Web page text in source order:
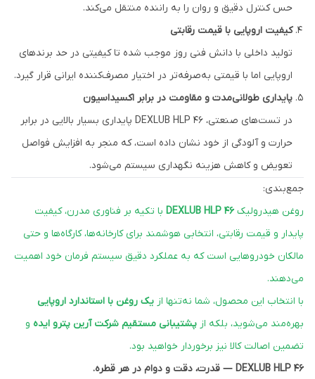
حس کنترل دقیق و روان را به راننده منتقل می‌کند.
کیفیت اروپایی با قیمت رقابتی
تولید داخلی با دانش فنی روز موجب شده تا کیفیتی در حد برندهای
اروپایی اما با قیمتی به‌صرفه‌تر در اختیار مصرف‌کننده ایرانی قرار گیرد.
پایداری طولانی‌مدت و مقاومت در برابر اکسیداسیون
در تست‌های صنعتی، DEXLUB HLP 46 پایداری بسیار بالایی در برابر
حرارت و آلودگی از خود نشان داده است، که منجر به افزایش فواصل
تعویض و کاهش هزینه نگهداری سیستم می‌شود.
جمع‌بندی:
روغن هیدرولیک DEXLUB HLP 46 با تکیه بر فناوری مدرن، کیفیت
پایدار و قیمت رقابتی، انتخابی هوشمند برای کارخانه‌ها، کارگاه‌ها و حتی
مالکان خودروهایی است که به عملکرد دقیق سیستم فرمان خود اهمیت
می‌دهند.
با انتخاب این محصول، شما نه‌تنها از یک روغن با استاندارد اروپایی
بهره‌مند می‌شوید، بلکه از پشتیبانی مستقیم شرکت آرین پترو ایده و
تضمین اصالت کالا نیز برخوردار خواهید بود.
DEXLUB HLP 46 — قدرت، دقت و دوام در هر قطره.